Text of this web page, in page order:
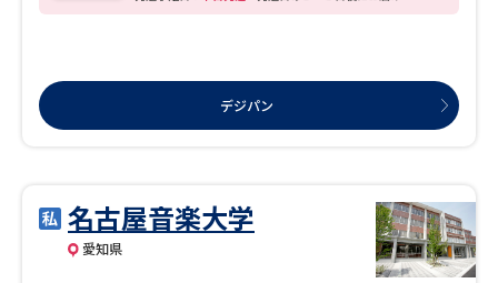
デジパン
名古屋音楽大学
愛知県